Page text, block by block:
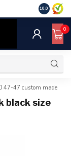
10.0
0
47-47 custom made
black size